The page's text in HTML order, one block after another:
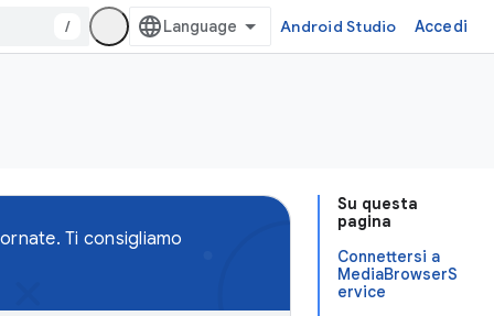
/ Android Studio Accedi
Su questa
pagina
Connettersi a
MediaBrowserS
ervice
Ti consigliamo